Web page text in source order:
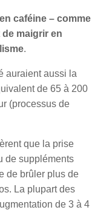
caféine – comme
de maigrir en
.
auraient aussi la
de 65 à 200
(processus de
que la prise
de suppléments
de brûler plus de
La plupart des
de 3 à 4